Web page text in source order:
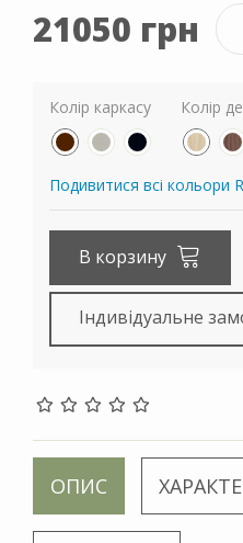
21050 грн
Колір каркасу Колір
Подивитися всі кольори
В корзину
Індивідуальне
ОПИС